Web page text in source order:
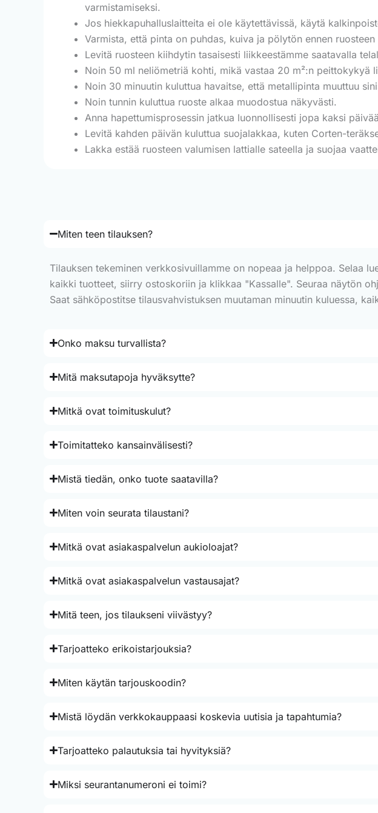
varmistamiseksi.
Jos hiekkapuhalluslaitteita ei ole käytettävissä, käytä
Varmista, että pinta on puhdas, kuiva ja pölytön ennen
Levitä ruosteen kiihdytin tasaisesti liikkeestämme saatavalla
Noin 50 ml neliömetriä kohti, mikä vastaa 20 m²:n peittokykyä
Noin 30 minuutin kuluttua havaitse, että metallipinta muuttuu
Noin tunnin kuluttua ruoste alkaa muodostua näkyvästi.
Anna hapettumisprosessin jatkua luonnollisesti jopa kaksi
Levitä kahden päivän kuluttua suojalakkaa, kuten Corten-
Lakka estää ruosteen valumisen lattialle sateella ja suojaa
Miten teen tilauksen?
Tilauksen tekeminen verkkosivuillamme on nopeaa ja helppoa. Selaa
kaikki tuotteet, siirry ostoskoriin ja klikkaa "Kassalle". Seuraa näytön
Saat sähköpostitse tilausvahvistuksen muutaman minuutin kuluessa,
Onko maksu turvallista?
Mitä maksutapoja hyväksytte?
Mitkä ovat toimituskulut?
Toimitatteko kansainvälisesti?
Mistä tiedän, onko tuote saatavilla?
Miten voin seurata tilaustani?
Mitkä ovat asiakaspalvelun aukioloajat?
Mitkä ovat asiakaspalvelun vastausajat?
Mitä teen, jos tilaukseni viivästyy?
Tarjoatteko erikoistarjouksia?
Miten käytän tarjouskoodin?
Mistä löydän verkkokauppaasi koskevia uutisia ja tapahtumia?
Tarjoatteko palautuksia tai hyvityksiä?
Miksi seurantanumeroni ei toimi?